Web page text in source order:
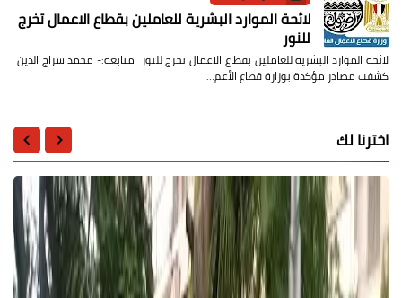
لائحة الموارد البشرية للعاملين بقطاع الاعمال تخرج
للنور
لائحة الموارد البشرية للعاملين بقطاع الاعمال تخرج للنور متابعه:- محمد سراج الدين
كشفت مصادر مؤكدة بوزارة قطاع الأعم…
اخترنا لك